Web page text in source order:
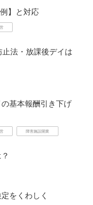
】と対応
止法・放課後デイは
の基本報酬引き下げ
障害施設開業
をくわしく